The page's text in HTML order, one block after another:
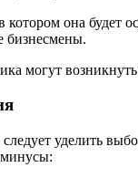
она будет
бизнесмены.
могут
уделить